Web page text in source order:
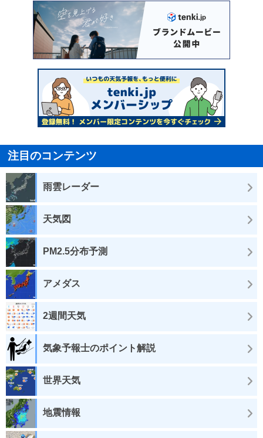
注目のコンテンツ
雨雲レーダー
天気図
PM2.5分布予測
アメダス
2週間天気
気象予報士のポイント解説
世界天気
地震情報